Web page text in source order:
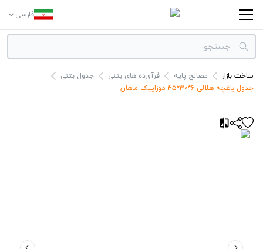
فارسی
دسته بندی‌ها
ساخت بازار مصالح پایه فرآورده های بتنی
جدول بتنی
جدول باغچه هلالی 6*30*45 موزاییک ماهان